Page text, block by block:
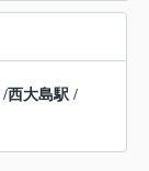
/西大島駅 /